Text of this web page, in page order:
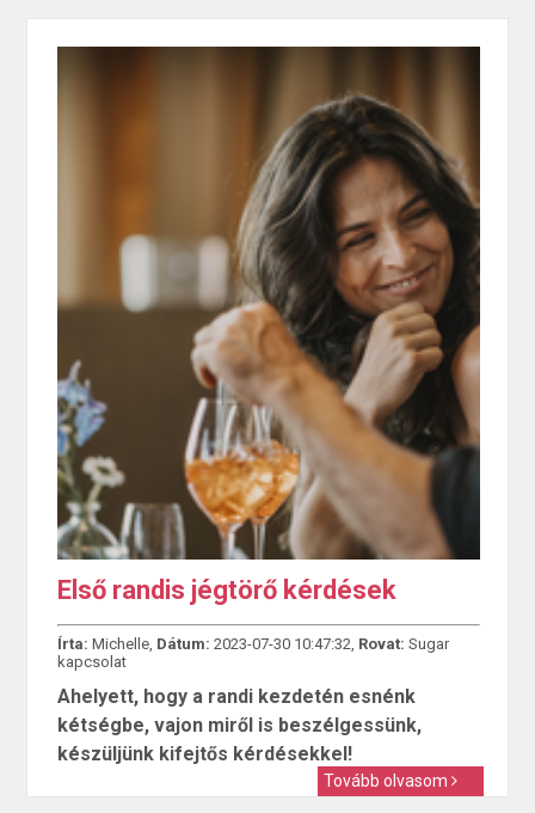
Első randis jégtörő kérdések
Írta: Michelle, Dátum: 2023-07-30 10:47:32, Rovat: Sugar
kapcsolat
Ahelyett, hogy a randi kezdetén esnénk
kétségbe, vajon miről is beszélgessünk,
készüljünk kifejtős kérdésekkel!
Tovább olvasom